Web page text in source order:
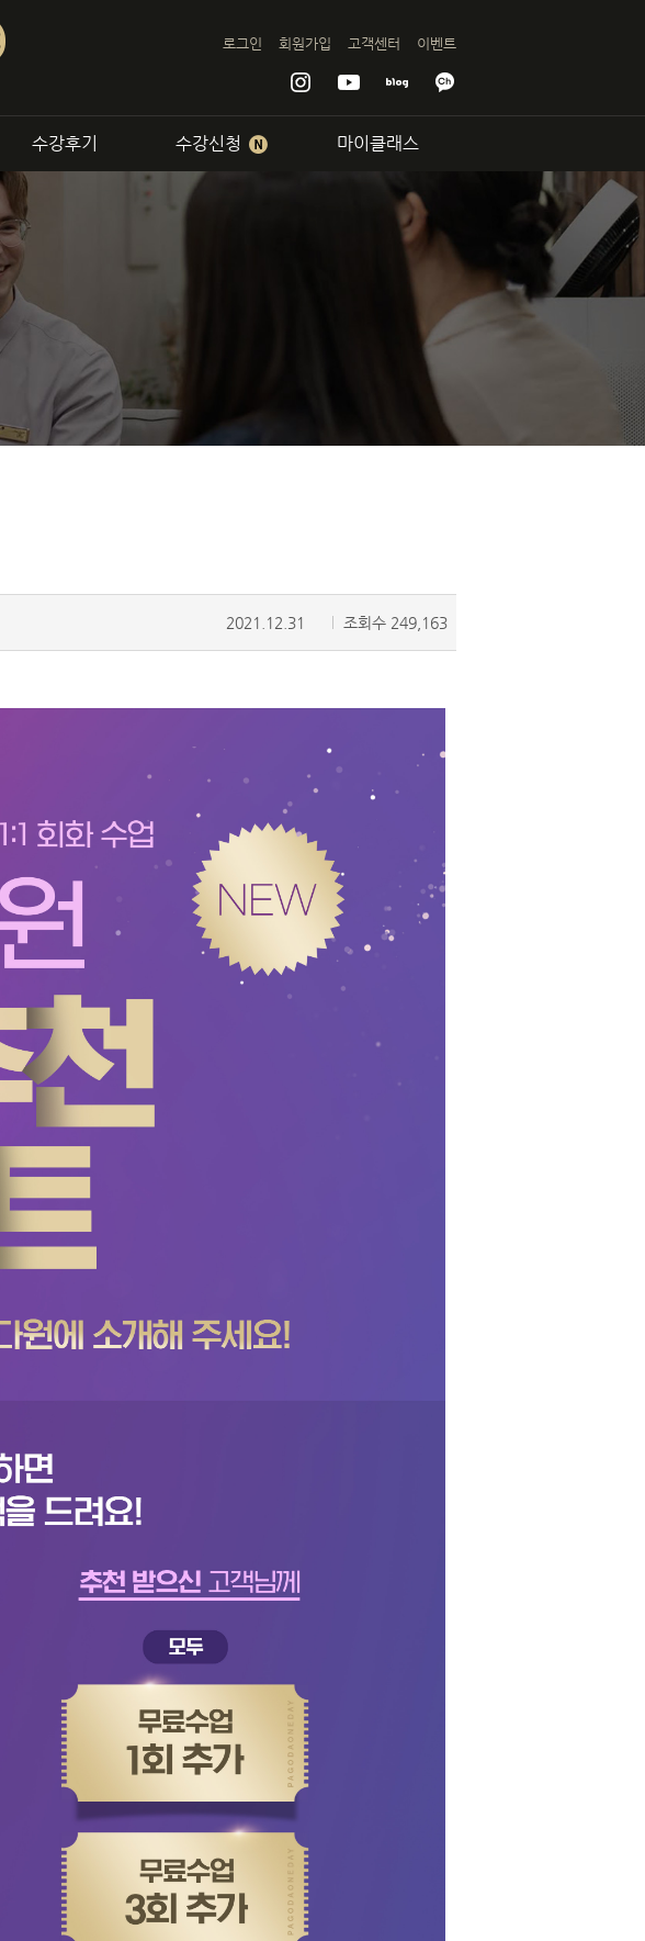
로그인 회원가입 고객센터 이벤트
수강후기 수강신청 마이클래스
신촌센터
정규 일본어 회화
토픽 프로그램
일본어 면접 대비과정
일본어 시험 대비반
내가 남긴 후기 이용 가이드
2021.12.31 조회수 249,163